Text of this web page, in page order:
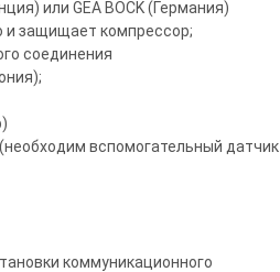
или GEA BOCK (Германия)
и защищает компрессор;
соединения
вспомогательный датчик
коммуникационного